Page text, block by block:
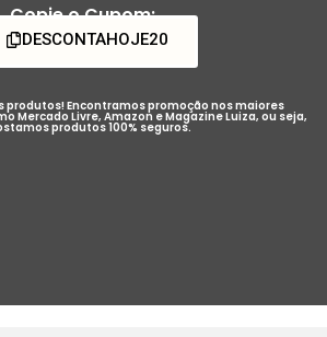
Copie o Cupom:
DESCONTAHOJE20
produtos! Encontramos promoção nos maiores
Mercado Livre, Amazon e Magazine Luiza, ou seja,
produtos 100% seguros.